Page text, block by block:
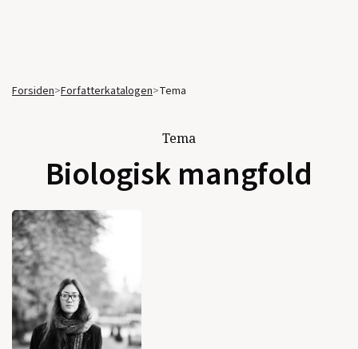
Forsiden>Forfatterkatalogen>Tema
Tema
Biologisk mangfold